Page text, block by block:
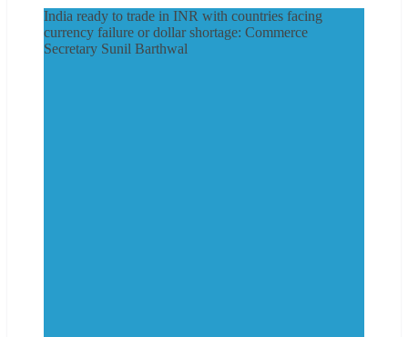
India ready to trade in INR with countries facing
currency failure or dollar shortage: Commerce
Secretary Sunil Barthwal